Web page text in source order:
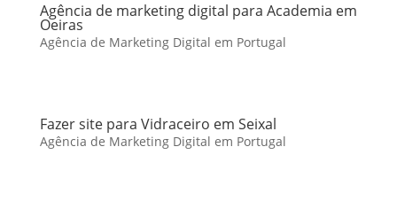
Agência de marketing digital para Academia em
Oeiras
Agência de Marketing Digital em Portugal
Fazer site para Vidraceiro em Seixal
Agência de Marketing Digital em Portugal